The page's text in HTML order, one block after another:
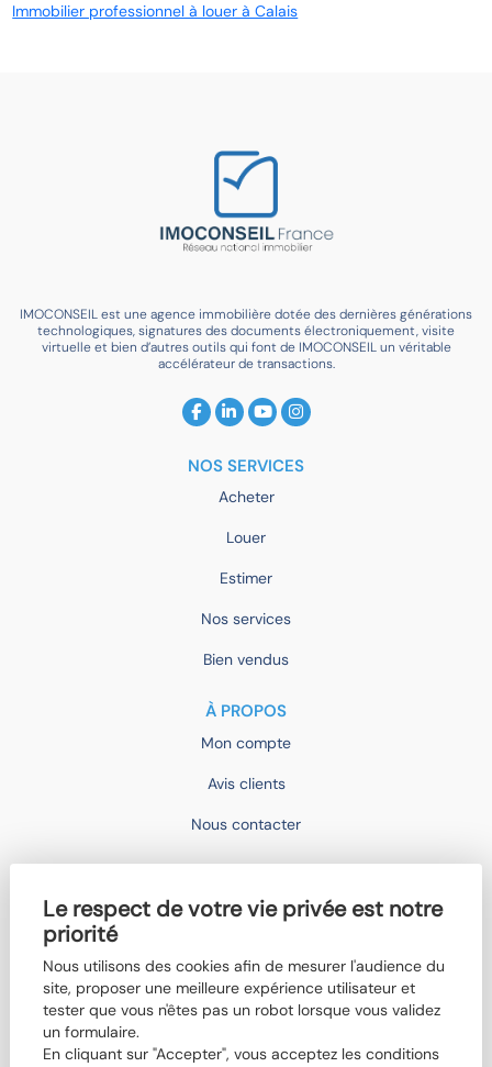
Le respect de votre vie privée est notre
priorité
Nous utilisons des cookies afin de mesurer l'audience du
site, proposer une meilleure expérience utilisateur et
tester que vous n'êtes pas un robot lorsque vous validez
un formulaire.
En cliquant sur "Accepter", vous acceptez les conditions
Immobilier professionnel à louer à Calais
IMOCONSEIL est une agence immobilière dotée des dernières générations
technologiques, signatures des documents électroniquement, visite
virtuelle et bien d’autres outils qui font de IMOCONSEIL un véritable
accélérateur de transactions.
NOS SERVICES
Acheter
Louer
Estimer
Nos services
Bien vendus
À PROPOS
Mon compte
Avis clients
Nous contacter
Devenir mandataire
Qui sommes-nous ?